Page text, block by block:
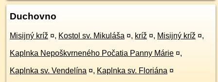
Duchovno
Misijný kríž ¤, Kostol sv. Mikuláša ¤, kríž ¤, Misijný kríž ¤,
Kaplnka Nepoškvrneného Počatia Panny Márie ¤,
Kaplnka sv. Vendelína ¤, Kaplnka sv. Floriána ¤